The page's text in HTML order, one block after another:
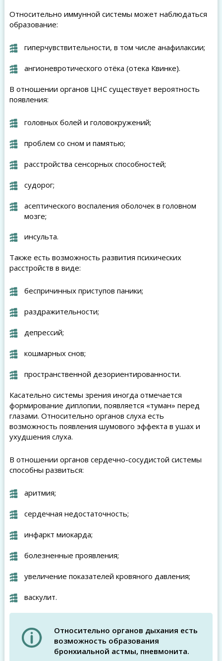
Относительно иммунной системы может наблюдаться
образование:
гиперчувствительности, в том числе анафилаксии;
ангионевротического отёка (отека Квинке).
В отношении органов ЦНС существует вероятность
появления:
головных болей и головокружений;
проблем со сном и памятью;
расстройства сенсорных способностей;
судорог;
асептического воспаления оболочек в головном
мозге;
инсульта.
Также есть возможность развития психических
расстройств в виде:
беспричинных приступов паники;
раздражительности;
депрессий;
кошмарных снов;
пространственной дезориентированности.
Касательно системы зрения иногда отмечается
формирование диплопии, появляется «туман» перед
глазами. Относительно органов слуха есть
возможность появления шумового эффекта в ушах и
ухудшения слуха.
В отношении органов сердечно-сосудистой системы
способны развиться:
аритмия;
сердечная недостаточность;
инфаркт миокарда;
болезненные проявления;
увеличение показателей кровяного давления;
васкулит.
Относительно органов дыхания есть
возможность образования
бронхиальной астмы, пневмонита.